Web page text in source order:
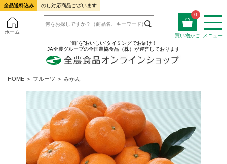
全品送料込み のし対応商品ございます
ホーム
0
買い物かご
メニュー
”旬”を”おいしい”タイミングでお届け！
JA全農グループの全国農協食品（株）が運営しております
HOME ＞ フルーツ ＞ みかん